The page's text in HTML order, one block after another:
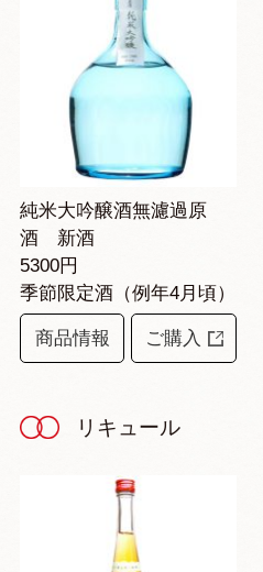
純米大吟醸酒無濾過原
酒 新酒
5300円
季節限定酒（例年4月頃）
商品情報 ご購入
リキュール